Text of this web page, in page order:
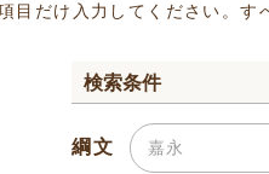
目だけ入力してください。
検索条件
綱文